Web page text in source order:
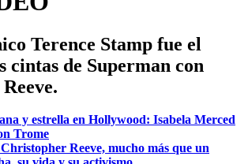
Terence Stamp fue el
cintas de Superman con
y estrella en Hollywood: Isabela Merced
Trome
Reeve, mucho más que un